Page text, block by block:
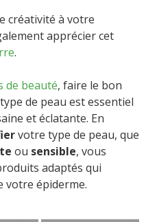
créativité à votre
apprécier cet
.
de beauté, faire le bon
de peau est essentiel
et éclatante. En
votre type de peau, que
ou sensible, vous
adaptés qui
votre épiderme.